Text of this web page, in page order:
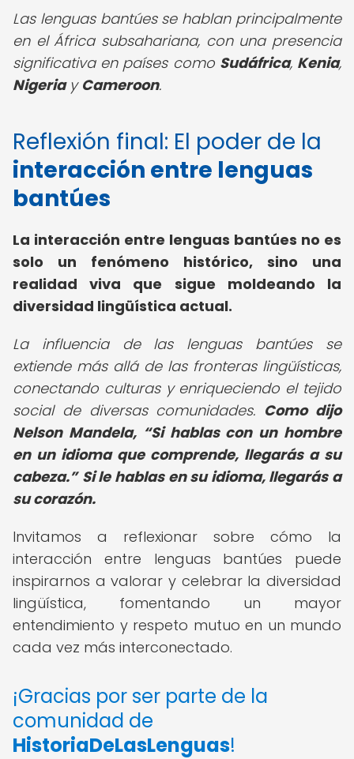
Las lenguas bantúes se hablan principalmente
en el África subsahariana, con una presencia
significativa en países como Sudáfrica, Kenia,
Nigeriay Cameroon.
Reflexión final: El poder de la
interacción entre lenguas
bantúes
La interacción entre lenguas bantúes no es
solo un fenómeno histórico, sino una
realidad viva que sigue moldeando la
diversidad lingüística actual.
La influencia de las lenguas bantúes se
extiende más allá de las fronteras lingüísticas,
conectando culturas y enriqueciendo el tejido
social de diversas comunidades. Como dijo
Nelson Mandela,
Si hablas con un hombre
en un idioma que comprende, llegarás a su
cabeza.
Si le hablas en su idioma, llegarás a
su corazón.
Invitamos a reflexionar sobre cómo la
interacción entre lenguas bantúes puede
inspirarnos a valorar y celebrar la diversidad
lingüística, fomentando un mayor
entendimiento y respeto mutuo en un mundo
cada vez más interconectado.
¡Gracias por ser parte de la
comunidad de
HistoriaDeLasLenguas!